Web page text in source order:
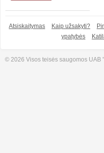
Atsiskaitymas Kaip užsakyti?
ypatybės
© 2026 Visos teisės saugomos UAB